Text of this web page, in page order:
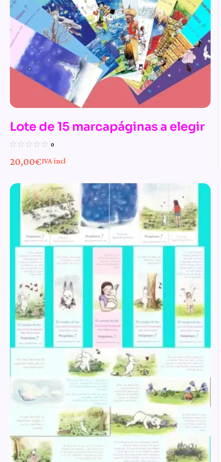
Lote de 15 marcapáginas a elegir
0
20,00€IVA incl